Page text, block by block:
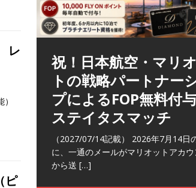
レ
ピ
祝！日本航空・マリ
トの戦略パートナー
プによるFOP無料付
ステイタスマッチ
（2027/07/14記載） 2026年7月14日
に、一通のメールがマリオットアカウ
から送 […]
ラウンジ 華 那覇空
(2026/05)
（2026/06/07記載） 2026年5月下旬の
に那覇を訪れた際に利用した。 こちら
ウンジ
[…]